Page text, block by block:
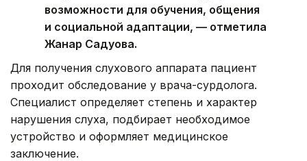
возможности для обучения, общения
и социальной адаптации, — отметила
Жанар Садуова.
Для получения слухового аппарата пациент
проходит обследование у врача-сурдолога.
Специалист определяет степень и характер
нарушения слуха, подбирает необходимое
устройство и оформляет медицинское
заключение.